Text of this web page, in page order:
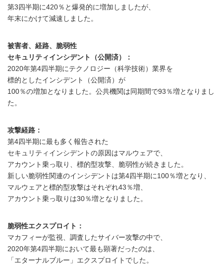
第3四半期に420％と爆発的に増加しましたが、
年末にかけて減速しました。
被害者、経路、脆弱性
セキュリティインシデント（公開済）：
2020年第4四半期にテクノロジー（科学技術）業界を
標的としたインシデント（公開済）が
100％の増加となりました。公共機関は同期間で93％増となりまし
た。
攻撃経路：
第4四半期に最も多く報告された
セキュリティインシデントの原因はマルウェアで、
アカウント乗っ取り、標的型攻撃、脆弱性が続きました。
新しい脆弱性関連のインシデントは第4四半期に100％増となり、
マルウェアと標的型攻撃はそれぞれ43％増、
アカウント乗っ取りは30％増となりました。
脆弱性エクスプロイト：
マカフィーが監視、調査したサイバー攻撃の中で、
2020年第4四半期において最も顕著だったのは、
「エターナルブルー」エクスプロイトでした。